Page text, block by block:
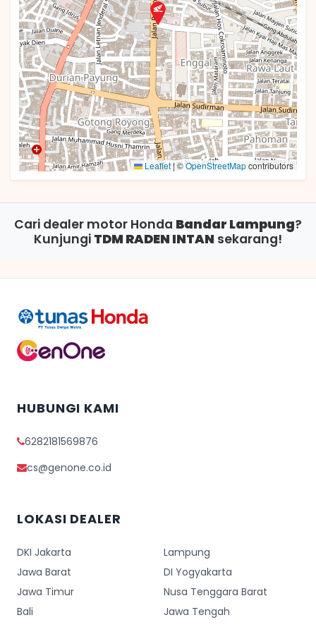
Leaflet|©OpenStreetMapcontributors
Cari dealer motor Honda Bandar Lampung?
Kunjungi TDM RADEN INTAN sekarang!
HUBUNGI KAMI
6282181569876
cs@genone.co.id
LOKASI DEALER
DKI Jakarta
Lampung
Jawa Barat
DI Yogyakarta
Jawa Timur
Nusa Tenggara Barat
Bali
Jawa Tengah